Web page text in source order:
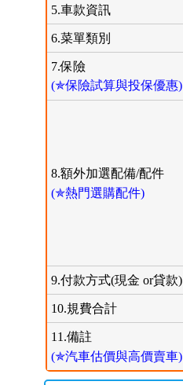
5.車款資訊
6.菜單類別
7.保險
(✯保險試算與投保優惠)
8.額外加選配備/配件
(✯熱門選購配件)
9.付款方式(現金 or貸款)
10.規費合計
11.備註
(✯汽車估價與高價賣車)